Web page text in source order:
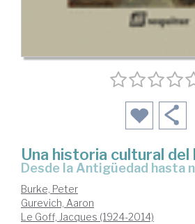
Una historia cultural del
desde la Antigüedad hasta
Burke, Peter
Gurevich, Aaron
Le Goff, Jacques (1924-2014)